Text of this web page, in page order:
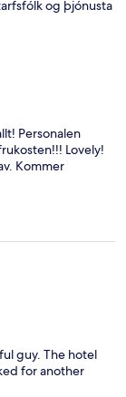
og þjónusta
Personalen
Lovely!
Kommer
guy. The hotel
for another